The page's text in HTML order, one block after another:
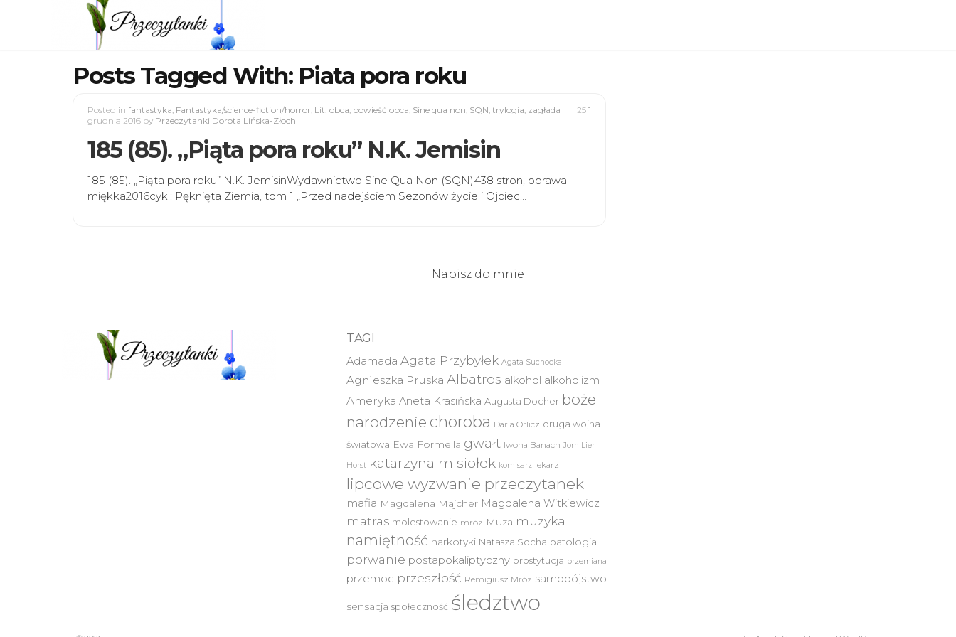
Posts Tagged With: Piata pora roku
1
Posted in fantastyka, Fantastyka/science-fiction/horror, Lit. obca, powieść obca, Sine qua non, SQN, trylogia, zagłada
25
grudnia 2016 by Przeczytanki Dorota Lińska-Złoch
185 (85). „Piąta pora roku” N.K. Jemisin
185 (85). „Piąta pora roku” N.K. JemisinWydawnictwo Sine Qua Non (SQN)438 stron, oprawa
miękka2016cykl: Pęknięta Ziemia, tom 1 „Przed nadejściem Sezonów życie i Ojciec…
Napisz do mnie
TAGI
Adamada Agata Przybyłek Agata Suchocka
Agnieszka Pruska Albatros alkohol alkoholizm
Ameryka Aneta Krasińska Augusta Docher boże
narodzenie choroba Daria Orlicz druga wojna
światowa Ewa Formella gwałt Iwona Banach Jorn Lier
Horst katarzyna misiołek komisarz lekarz
lipcowe wyzwanie przeczytanek
mafia Magdalena Majcher Magdalena Witkiewicz
matras molestowanie mróz Muza muzyka
namiętność narkotyki Natasza Socha patologia
porwanie postapokaliptyczny prostytucja przemiana
przemoc przeszłość Remigiusz Mróz samobójstwo
sensacja społeczność śledztwo